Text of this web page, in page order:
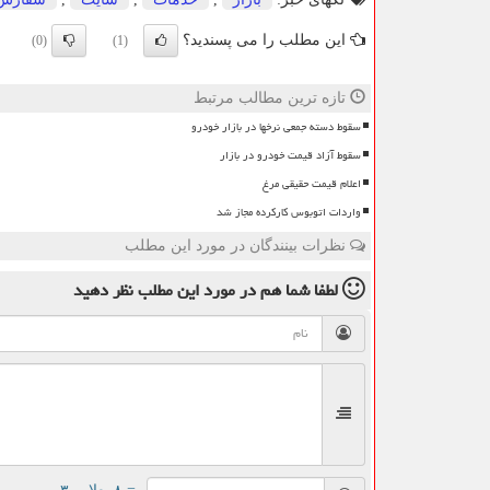
این مطلب را می پسندید؟ (1)
(0)
تازه ترین مطالب مرتبط
سقوط دسته جمعی نرخها در بازار خودرو
سقوط آزاد قیمت خودرو در بازار
اعلام قیمت حقیقی مرغ
واردات اتوبوس کارکرده مجاز شد
نظرات بینندگان در مورد این مطلب
لطفا شما همدر مورد این مطلبنظر دهید